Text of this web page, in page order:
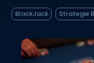
BlackJack Strategie